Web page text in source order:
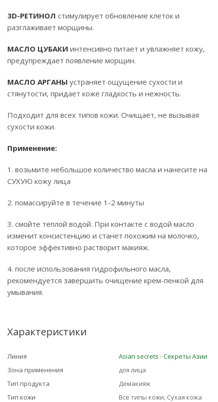
3D-РЕТИНОЛ стимулирует обновление клеток и
разглаживает морщины.
МАСЛО ЦУБАКИ интенсивно питает и увлажняет кожу,
предупреждает появление морщин.
МАСЛО АРГАНЫ устраняет ощущение сухости и
стянутости, придает коже гладкость и нежность.
Подходит для всех типов кожи. Очищает, не вызывая
сухости кожи.
Применение:
1. возьмите небольшое количество масла и нанесите на
СУХУЮ кожу лица
2. помассируйте в течение 1-2 минуты
3. смойте теплой водой. При контакте с водой масло
изменит консистенцию и станет похожим на молочко,
которое эффективно растворит макияж.
4. после использования гидрофильного масла,
рекомендуется завершить очищение крем-пенкой для
умывания.
Характеристики
Линия
Asian seсrets - Секреты Азии
Зона применения
для лица
Тип продукта
Демакияж
Тип кожи
Все типы кожи, Сухая кожа